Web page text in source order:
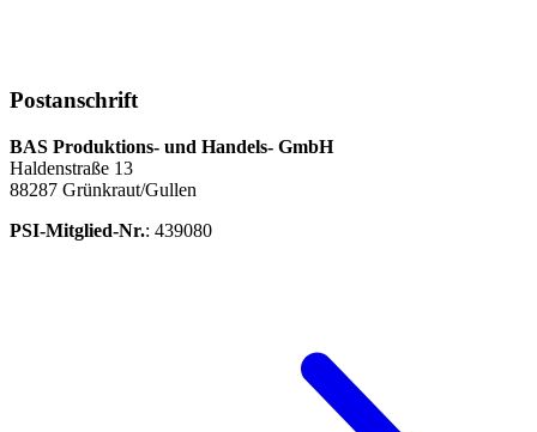
Postanschrift
BAS Produktions- und Handels- GmbH
Haldenstraße 13
88287 Grünkraut/Gullen
PSI-Mitglied-Nr.: 439080